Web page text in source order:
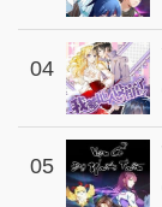
Chapter 56
Chapter 55
Chapter 54
Chapter 53
Chapter 52
04
05